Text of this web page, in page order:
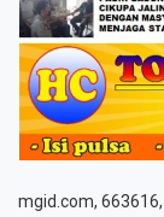
mgid.com,